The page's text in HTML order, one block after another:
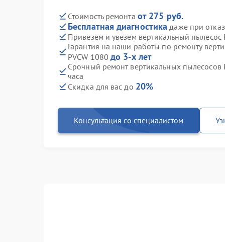
Стоимость ремонта от 275 руб.
Бесплатная диагностика даже при
Привезем и увезем вертикальный пылесос
Гарантия на наши работы по ремонту
PVCW 1080 до 3-х лет
Срочный ремонт вертикальных пылесосов
часа
Скидка для вас до 20%
Консультация со специалистом